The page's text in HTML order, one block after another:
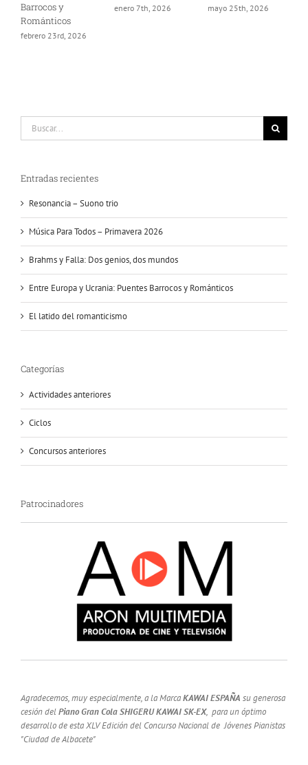
Barrocos y
Románticos
febrero 23rd, 2026
enero 7th, 2026 mayo 25th, 2026
Entradas recientes
Resonancia – Suono trio
Música Para Todos – Primavera 2026
Brahms y Falla: Dos genios, dos mundos
Entre Europa y Ucrania: Puentes Barrocos y Románticos
El latido del romanticismo
Categorías
Actividades anteriores
Ciclos
Concursos anteriores
Patrocinadores
Agradecemos, muy especialmente, a la MarcaKAWAI ESPAÑA su generosa
cesión delPiano Gran Cola SHIGERU KAWAI SK-EX, para un óptimo
desarrollo de esta XLV Edición del Concurso Nacional de Jóvenes Pianistas
"Ciudad de Albacete"